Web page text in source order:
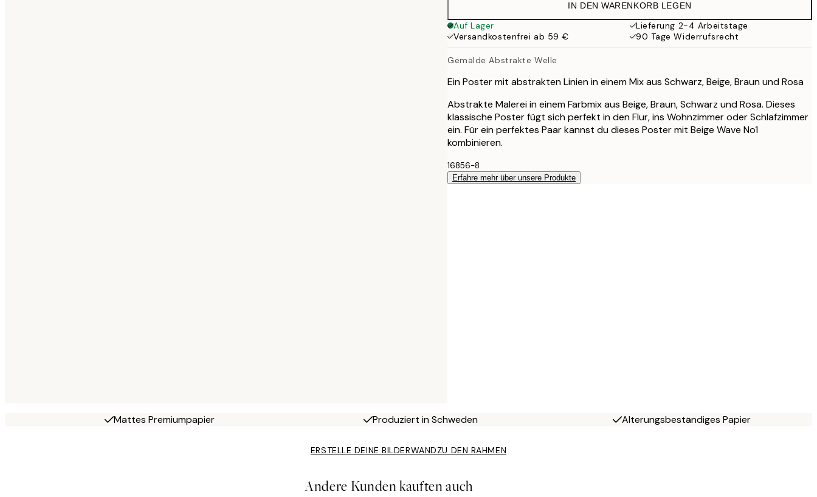
IN DEN WARENKORB LEGEN
Auf Lager
Lieferung 2-4 Arbeitstage
Versandkostenfrei ab 59 €
90 Tage Widerrufsrecht
Gemälde Abstrakte Welle
Ein Poster mit abstrakten Linien in einem Mix aus Schwarz, Beige, Braun und Rosa
Abstrakte Malerei in einem Farbmix aus Beige, Braun, Schwarz und Rosa. Dieses
klassische Poster fügt sich perfekt in den Flur, ins Wohnzimmer oder Schlafzimmer
ein. Für ein perfektes Paar kannst du dieses Poster mit Beige Wave No1
kombinieren.
16856-8
Erfahre mehr über unsere Produkte
Mattes Premiumpapier Produziert in Schweden Alterungsbeständiges Papier
ERSTELLE DEINE BILDERWANDZU DEN RAHMEN
Andere Kunden kauften auch